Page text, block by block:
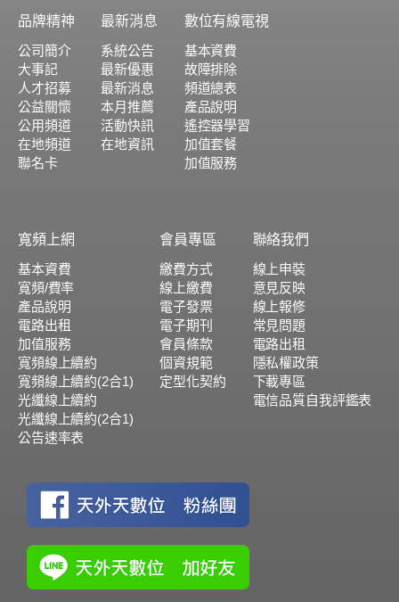
品牌精神
公司簡介
大事記
人才招募
公益關懷
公用頻道
在地頻道
聯名卡
最新消息
系統公告
最新優惠
最新消息
本月推薦
活動快訊
在地資訊
數位有線電視
基本資費
故障排除
頻道總表
產品說明
遙控器學習
加值套餐
加值服務
寬頻上網
基本資費
寬頻/費率
產品說明
電路出租
加值服務
寬頻線上續約
寬頻線上續約(2合1)
光纖線上續約
光纖線上續約(2合1)
公告速率表
會員專區
繳費方式
線上繳費
電子發票
電子期刊
會員條款
個資規範
定型化契約
聯絡我們
線上申裝
意見反映
線上報修
常見問題
電路出租
隱私權政策
下載專區
電信品質自我評鑑表